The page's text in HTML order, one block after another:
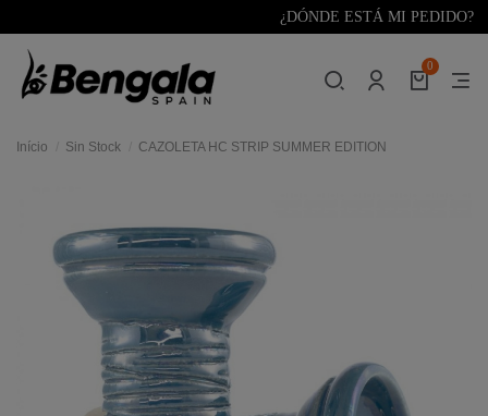
¿DÓNDE ESTÁ MI PEDIDO?
0
Início Sin Stock CAZOLETA HC STRIP SUMMER EDITION